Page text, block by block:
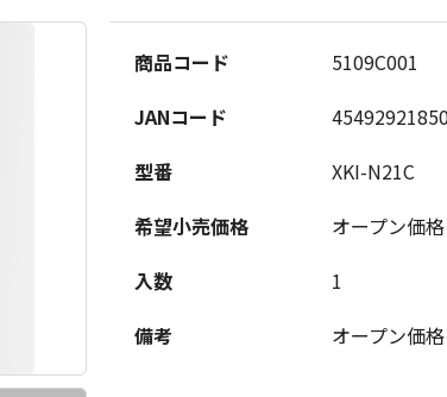
商品コード
5109C001
JANコード
型番
XKI-N21C
希望小売価格
オープン価格
入数
1
備考
オープン価